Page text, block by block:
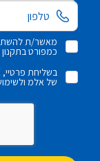
מאשר/ת
כמפורט
בשליחת פרטיי,
של אלמ